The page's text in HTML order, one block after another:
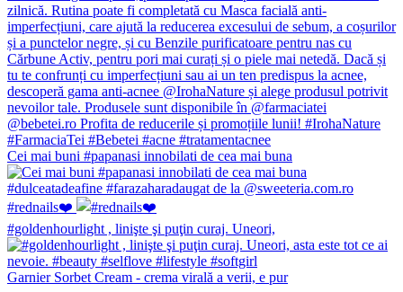
Cei mai buni #papanasi innobilati de cea mai buna
#rednails❤️
#goldenhourlight , linişte şi puţin curaj. Uneori,
Garnier Sorbet Cream - crema virală a verii, e pur